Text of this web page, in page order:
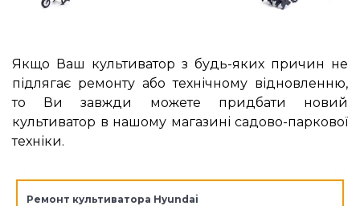
Якщо Ваш культиватор з будь-яких причин не
підлягає ремонту або технічному відновленню,
то Ви завжди можете придбати новий
культиватор в нашому магазині садово-паркової
техніки.
Ремонт культиватора Hyundai